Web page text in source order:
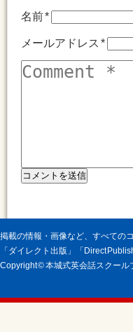
名前*
メールアドレス*
掲載の情報・画像など、すべての
「ダイレクト出版」「Direct
Copyright © 本城式英会話スクール